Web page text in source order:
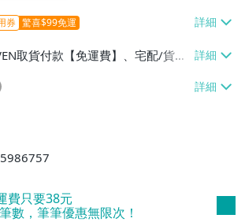
券 驚喜$99免運
取貨付款【免運費】、宅配/貨運
費只要38元
數，筆筆優惠無限次！